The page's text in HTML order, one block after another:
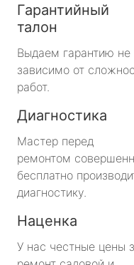
Гарантийный
талон
Выдаем гарантию не
зависимо от
работ.
Диагностика
Мастер перед
ремонтом
бесплатно
диагностику.
Наценка
У нас честные цены